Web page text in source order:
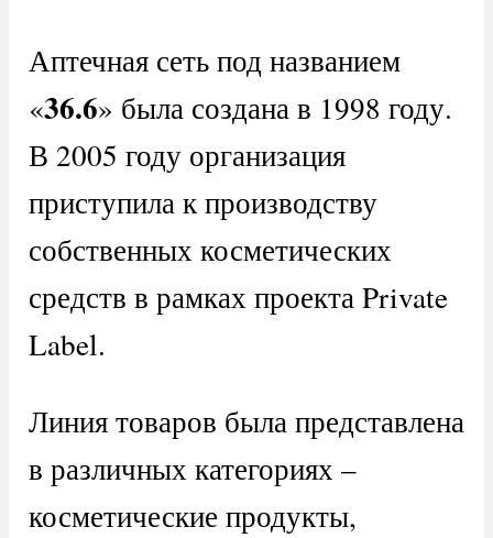
Аптечная сеть под названием
«36.6» была создана в 1998 году.
В 2005 году организация
приступила к производству
собственных косметических
средств в рамках проекта Private
Label.
Линия товаров была представлена
в различных категориях –
косметические продукты,